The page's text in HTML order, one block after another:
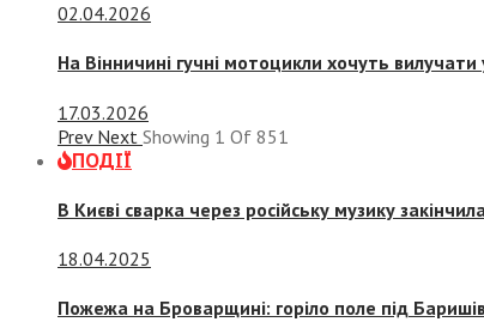
02.04.2026
На Вінничині гучні мотоцикли хочуть
17.03.2026
Prev Next Showing 1 Of 851
ПОДІЇ
В Києві сварка через російську музику
18.04.2025
Пожежа на Броварщині: горіло поле під